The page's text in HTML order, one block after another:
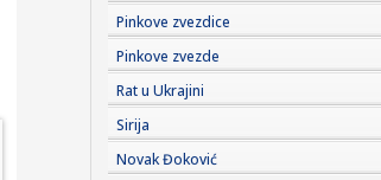
19:49:Počinje testiranje cjevovoda prema
pritisk...
19:46:Airbnb nadmašio očekivanja, akcije
19:45:SAD su pomogle u kupovini srpske
Pinkove zvezdice
Pinkove zvezde
Rat u Ukrajini
Sirija
Novak Đoković